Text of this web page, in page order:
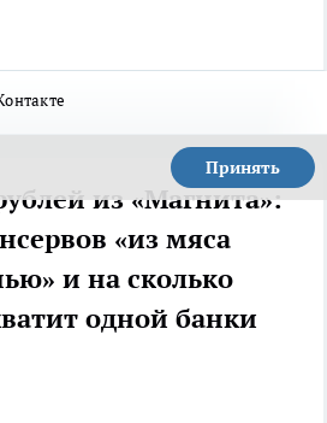
Принять
из «Магнита»:
«из мяса
и на сколько
одной банки